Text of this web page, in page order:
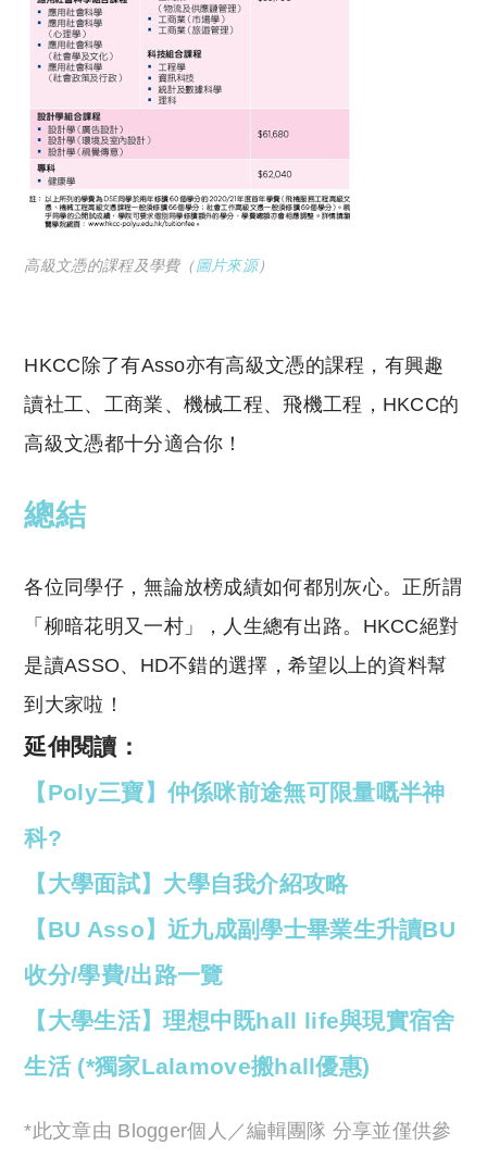
高級文憑的課程及學費（圖片來源）
HKCC 除了有Asso亦有高級文憑的課程，有興趣
讀社工、工商業、機械工程、飛機工程，HKCC的
高級文憑都十分適合你！
總結
各位同學仔，無論放榜成績如何都別灰心。正所謂
「柳暗花明又一村」，人生總有出路。HKCC絕對
是讀ASSO、HD不錯的選擇，希望以上的資料幫
到大家啦！
延伸閱讀：
【Poly三寶】仲係咪前途無可限量嘅半神
科?
【大學面試】大學自我介紹攻略
【BU Asso】近九成副學士畢業生升讀BU
收分/學費/出路一覽
【大學生活】理想中既hall life與現實宿舍
生活 (*獨家Lalamove搬hall優惠)
*此文章由 Blogger個人／編輯團隊 分享並僅供參